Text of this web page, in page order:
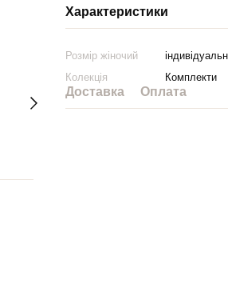
Характеристики
Розмір жіночий
Колекція
Комплекти
Доставка Оплата